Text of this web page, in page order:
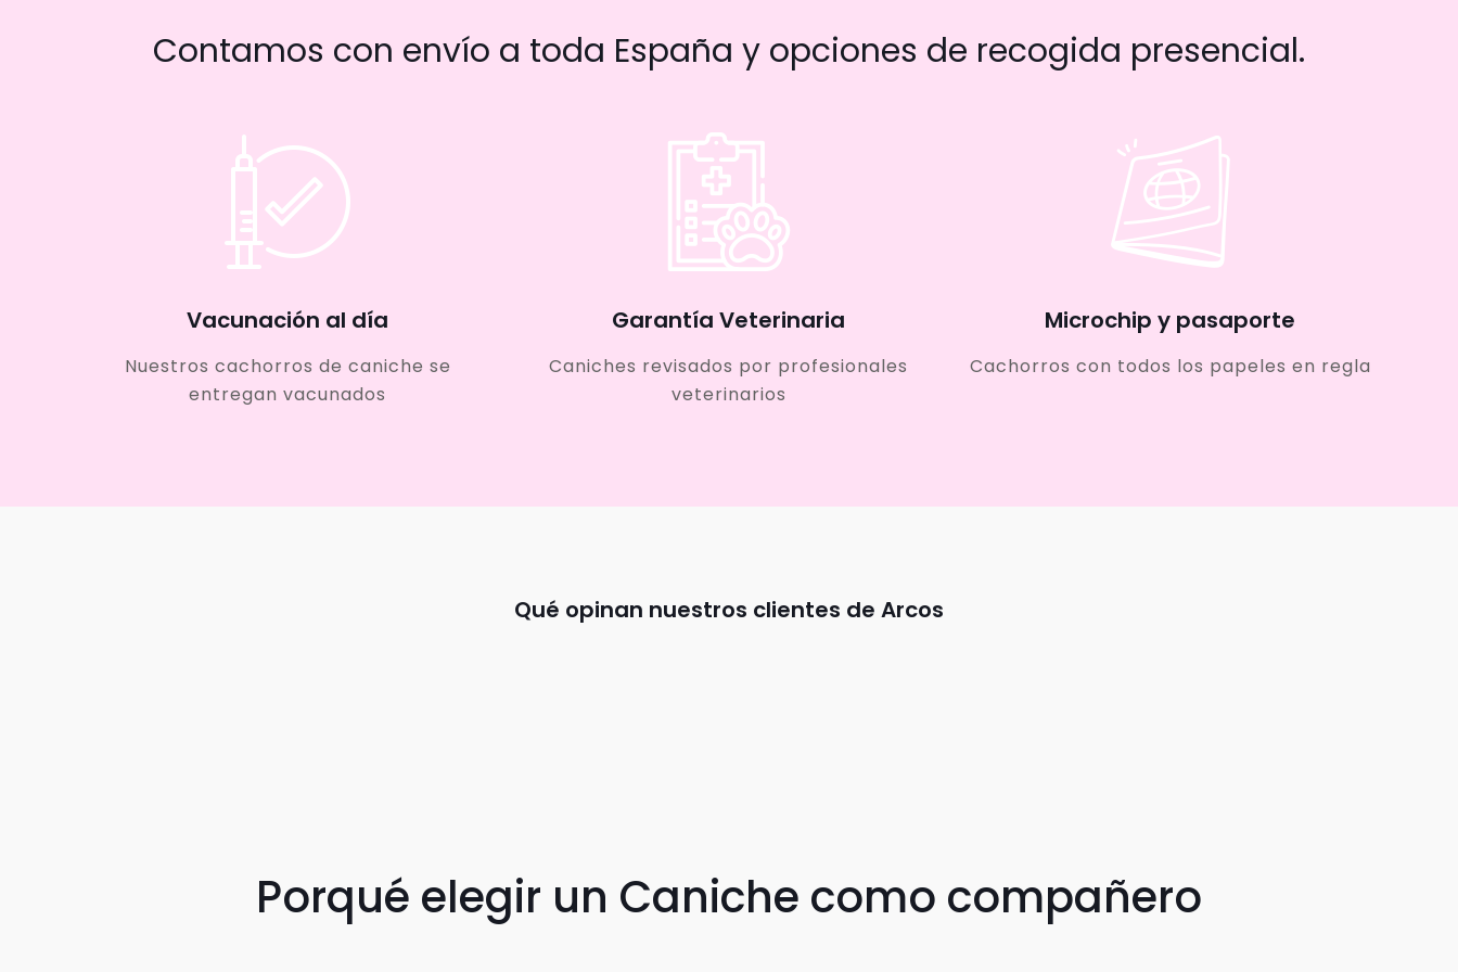
Contamos con envío a toda España y opciones de recogida presencial.
Vacunación al día
Nuestros cachorros de caniche se
entregan vacunados
Garantía Veterinaria
Caniches revisados por profesionales
veterinarios
Microchip y pasaporte
Cachorros con todos los papeles en regla
Qué opinan nuestros clientes de Arcos
Porqué elegir un Caniche como compañero